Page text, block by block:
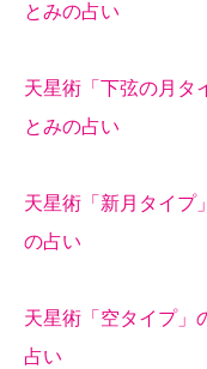
とみの占い
天星術「下弦の月タ
とみの占い
天星術「新月タイプ
の占い
天星術「空タイプ」
占い